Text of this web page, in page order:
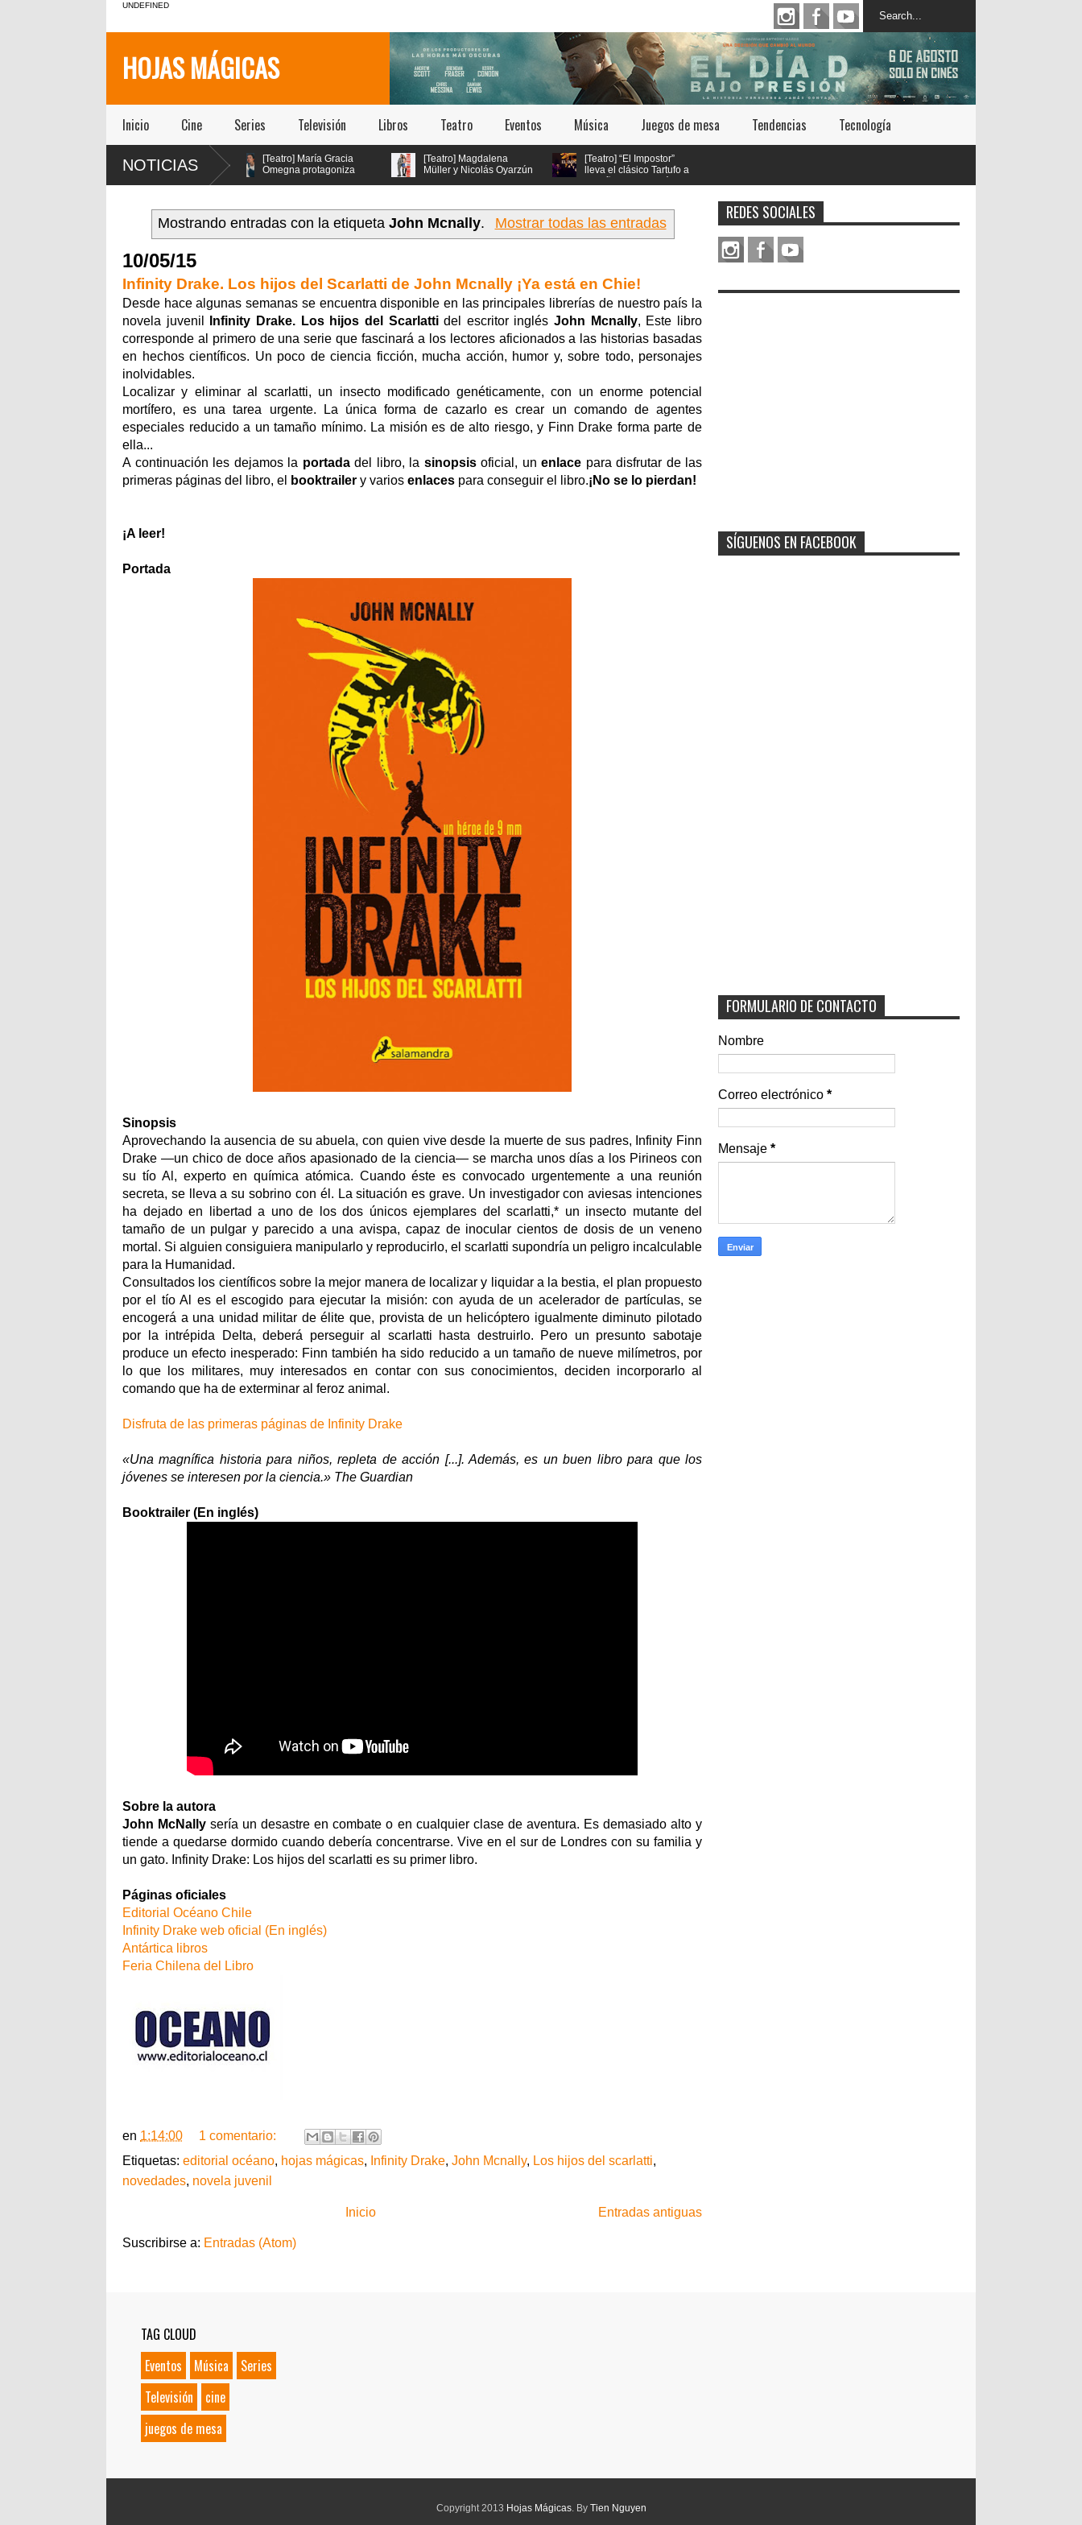
UNDEFINED
HOJAS MÁGICAS
Inicio Cine Series Televisión Libros Teatro Eventos Música Juegos de mesa Tendencias Tecnología
NOTICIAS
PA$$$TA(YO)BA$$$E!!!!
llegó a la Sala la Comedia de
[Teatro] María Gracia
Omegna protagoniza
[Teatro] Magdalena
Müller y Nicolás Oyarzún
[Teatro] “El Impostor”
lleva el clásico Tartufo a
Mostrando entradas con la etiquetaJohn Mcnally. Mostrar todas las entradas
10/05/15
Infinity Drake. Los hijos del Scarlatti de John Mcnally ¡Ya está en Chie!
Desde hace algunas semanas se encuentra disponible en las principales librerías de nuestro país la
novela juvenil
Infinity Drake. Los hijos del Scarlattidel escritor inglésJohn Mcnally, Este libro
corresponde al primero de una serie que fascinará a los lectores aficionados a las historias basadas
en hechos científicos. Un poco de ciencia ficción, mucha acción, humor y, sobre todo, personajes
inolvidables.
Localizar y eliminar al scarlatti, un insecto modificado genéticamente, con un enorme potencial
mortífero, es una tarea urgente. La única forma de cazarlo es crear un comando de agentes
especiales reducido a un tamaño mínimo. La misión es de alto riesgo, y Finn Drake forma parte de
ella...
A continuación les dejamos la portada del libro, la sinopsis oficial, un enlace para disfrutar de las
primeras páginas del libro, el
booktrailer y varios enlaces para conseguir el libro.¡No se lo pierdan!
¡A leer!
Portada
Sinopsis
Aprovechando la ausencia de su abuela, con quien vive desde la muerte de sus padres, Infinity Finn
Drake —un chico de doce años apasionado de la ciencia— se marcha unos días a los Pirineos con
su tío Al, experto en química atómica. Cuando éste es convocado urgentemente a una reunión
secreta, se lleva a su sobrino con él. La situación es grave. Un investigador con aviesas intenciones
ha dejado en libertad a uno de los dos únicos ejemplares del scarlatti,* un insecto mutante del
tamaño de un pulgar y parecido a una avispa, capaz de inocular cientos de dosis de un veneno
mortal. Si alguien consiguiera manipularlo y reproducirlo, el scarlatti supondría un peligro incalculable
para la Humanidad.
Consultados los científicos sobre la mejor manera de localizar y liquidar a la bestia, el plan propuesto
por el tío Al es el escogido para ejecutar la misión: con ayuda de un acelerador de partículas, se
encogerá a una unidad militar de élite que, provista de un helicóptero igualmente diminuto pilotado
por la intrépida Delta, deberá perseguir al scarlatti hasta destruirlo. Pero un presunto sabotaje
produce un efecto inesperado: Finn también ha sido reducido a un tamaño de nueve milímetros, por
lo que los militares, muy interesados en contar con sus conocimientos, deciden incorporarlo al
comando que ha de exterminar al feroz animal.
Disfruta de las primeras páginas de Infinity Drake
«Una magnífica historia para niños, repleta de acción [...]. Además, es un buen libro para que los
jóvenes se interesen por la ciencia.» The Guardian
Booktrailer (En inglés)
Sobre la autora
John McNally sería un desastre en combate o en cualquier clase de aventura. Es demasiado alto y
tiende a quedarse dormido cuando debería concentrarse. Vive en el sur de Londres con su familia y
un gato. Infinity Drake: Los hijos del scarlatti es su primer libro.
Páginas oficiales
Editorial Océano Chile
Infinity Drake web oficial (En inglés)
Antártica libros
Feria Chilena del Libro
en 1:14:00
1 comentario:
Etiquetas: editorial océano, hojas mágicas, Infinity Drake, John Mcnally, Los hijos del scarlatti,
novedades, novela juvenil
Entradas antiguas
Inicio
Suscribirse a: Entradas (Atom)
REDES SOCIALES
SÍGUENOS EN FACEBOOK
FORMULARIO DE CONTACTO
Nombre
Correo electrónico *
Mensaje *
TAG CLOUD
Eventos
Música
Series
Televisión
cine
juegos de mesa
Copyright 2013 Hojas Mágicas. By Tien Nguyen